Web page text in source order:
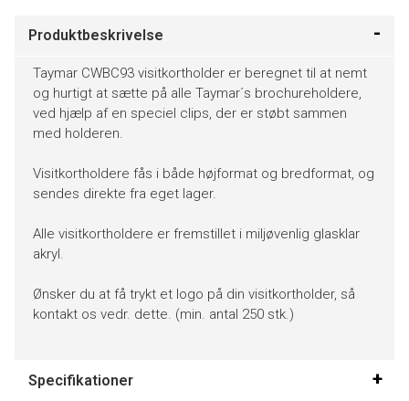
Produktbeskrivelse
Taymar CWBC93 visitkortholder er beregnet til at nemt
og hurtigt at sætte på alle Taymar´s brochureholdere,
ved hjælp af en speciel clips, der er støbt sammen
med holderen.
Visitkortholdere fås i både højformat og bredformat, og
sendes direkte fra eget lager.
Alle visitkortholdere er fremstillet i miljøvenlig glasklar
akryl.
Ønsker du at få trykt et logo på din visitkortholder, så
kontakt os vedr. dette. (min. antal 250 stk.)
Specifikationer